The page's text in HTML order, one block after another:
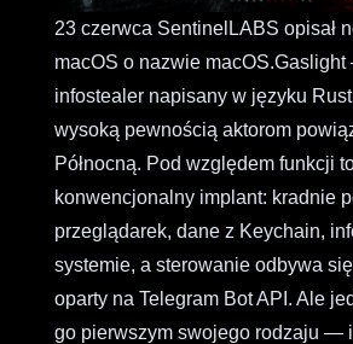
23 czerwca SentinelLABS opisał
macOS o nazwie
infostealer napisany w języku
wysoką pewnością aktorom
Północną. Pod względem funkcji
konwencjonalny implant: kradnie
przeglądarek, dane z Keychain,
systemie, a sterowanie odbywa
oparty na Telegram Bot API. Ale
go pierwszym swojego rodzaju —